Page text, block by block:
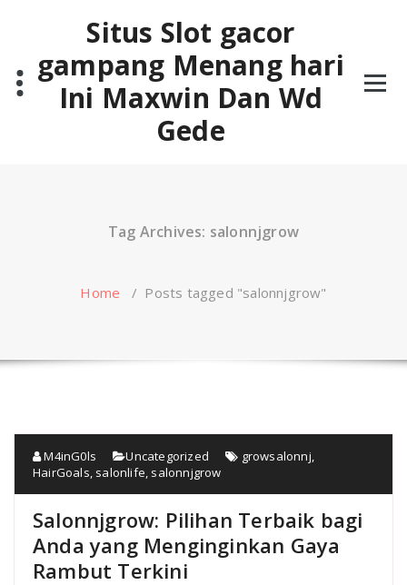
Situs Slot gacor
gampang Menang hari
Ini Maxwin Dan Wd
Gede
Tag Archives: salonnjgrow
Home / Posts tagged "salonnjgrow"
M4inG0ls Uncategorized growsalonnj
HairGoals salonlife salonnjgrow
Salonnjgrow: Pilihan Terbaik bagi
Anda yang Menginginkan Gaya
Rambut Terkini